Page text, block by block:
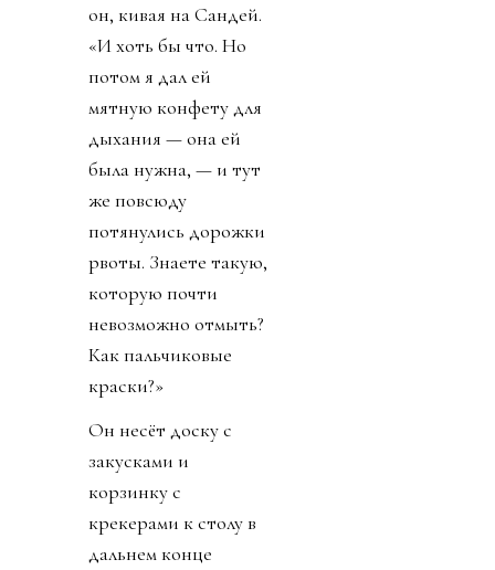
он, кивая на Сандей.
«И хоть бы что. Но
потом я дал ей
мятную конфету для
дыхания — она ей
была нужна, — и тут
же повсюду
потянулись дорожки
рвоты. Знаете такую,
которую почти
невозможно отмыть?
Как пальчиковые
краски?»
Он несёт доску с
закусками и
корзинку с
крекерами к столу в
дальнем конце